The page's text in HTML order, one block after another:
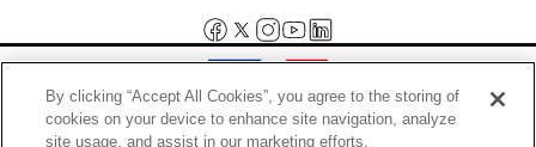
By clicking “Accept All Cookies”, you agree to the storing of
cookies on your device to enhance site navigation, analyze
site usage, and assist in our marketing efforts.